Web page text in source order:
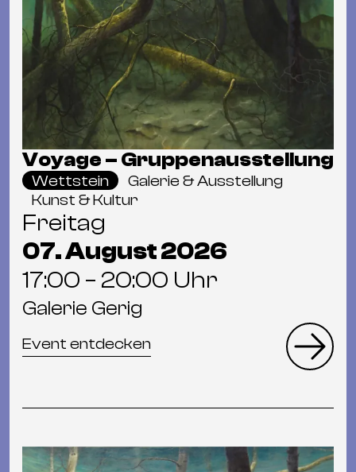
Voyage – Gruppenausstellung
Wettstein
Galerie & Ausstellung
Kunst & Kultur
Freitag
07. August 2026
17:00 – 20:00 Uhr
Galerie Gerig
Event entdecken